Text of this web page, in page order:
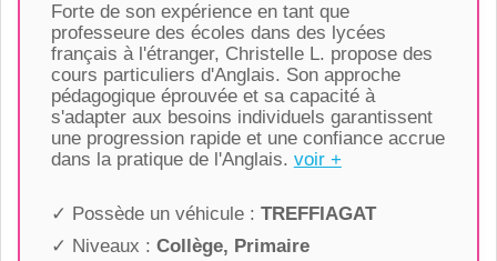
Forte de son expérience en tant que
professeure des écoles dans des lycées
français à l'étranger, Christelle L. propose des
cours particuliers d'Anglais. Son approche
pédagogique éprouvée et sa capacité à
s'adapter aux besoins individuels garantissent
une progression rapide et une confiance accrue
dans la pratique de l'Anglais. voir +
✓ Possède un véhicule : TREFFIAGAT
✓ Niveaux : Collège, Primaire